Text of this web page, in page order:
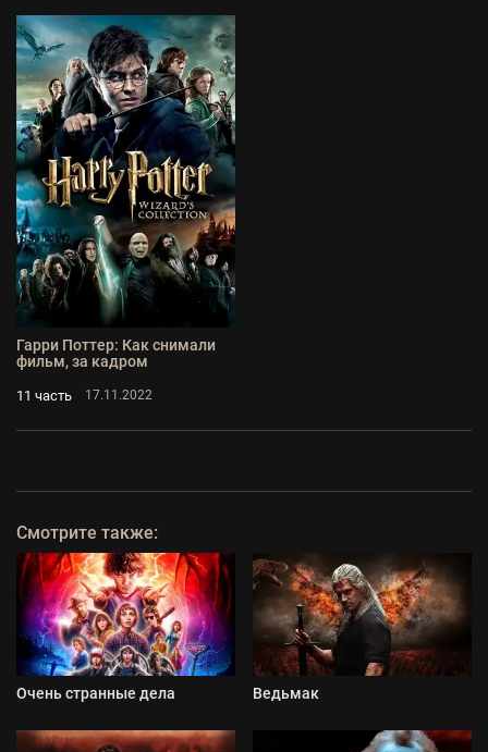
Гарри Поттер: Как снимали
фильм, за кадром
11 часть 17.11.2022
Смотрите также:
Очень странные дела Ведьмак